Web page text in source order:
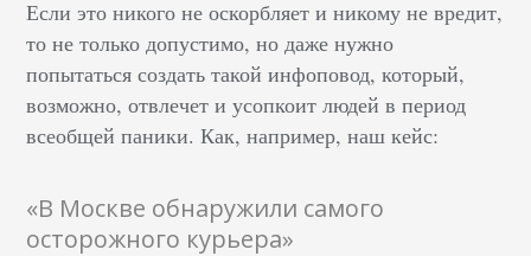
Если это никого не оскорбляет и никому не вредит,
то не только допустимо, но даже нужно
попытаться создать такой инфоповод, который,
возможно, отвлечет и усопкоит людей в период
всеобщей паники. Как, например, наш кейс:
«В Москве обнаружили самого
осторожного курьера»